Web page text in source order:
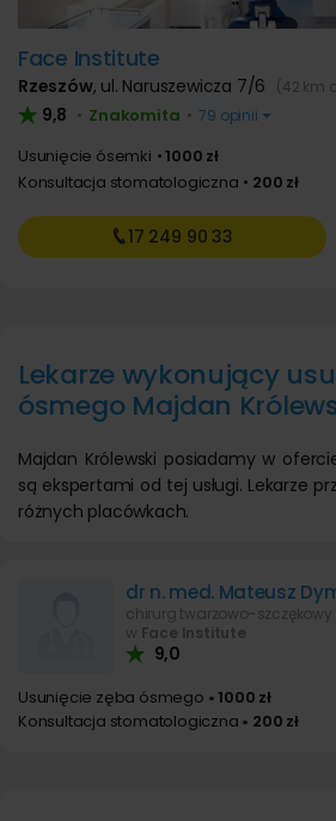
Face Institute
Rzeszów, ul. Naruszewicza 7/6 (42 km
9,8 • Znakomita • 79 opinii
Usunięcie ósemki
1000 zł
Konsultacja stomatologiczna
200 zł
17 249 90 33
Lekarze wykonujący
ósmego Majdan
Majdan Królewski posiadamy w
są ekspertami od tej usługi. Lekarze
różnych placówkach.
dr n. med. Mateusz
chirurg twarzowo-szczękowy
w Face Institute
9,0
Usunięcie zęba ósmego • 1000 zł
Konsultacja stomatologiczna • 200 zł